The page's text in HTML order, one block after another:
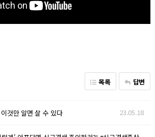
목록 답변
것만 알면 살 수 있다 23.05.18